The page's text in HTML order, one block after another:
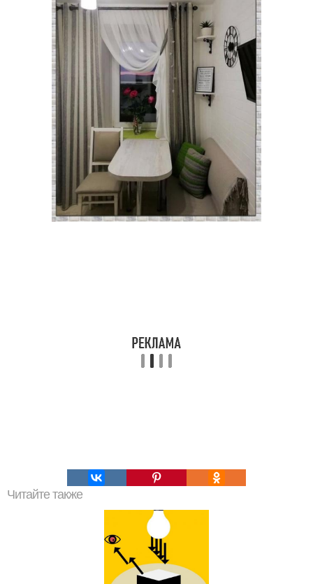
Читайте также